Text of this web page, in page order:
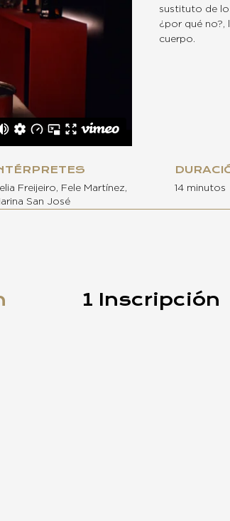
sustituto de
¿por qué no?,
cuerpo.
Freijeiro, Fele Martínez,
San José
14 minutos
1 Inscripción